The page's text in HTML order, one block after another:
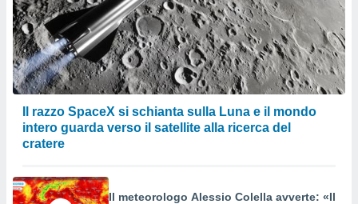
Il razzo SpaceX si schianta sulla Luna e il mondo
intero guarda verso il satellite alla ricerca del
cratere
Il meteorologo Alessio Colella avverte: «Il